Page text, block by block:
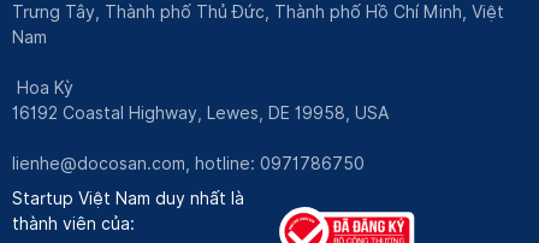
Trưng Tây, Thành phố Thủ Đức, Thành phố Hồ Chí Minh, Việt
Nam
Hoa Kỳ
16192 Coastal Highway, Lewes, DE 19958, USA
lienhe@docosan.com , hotline: 0971786750
Startup Việt Nam duy nhất là
thành viên của: